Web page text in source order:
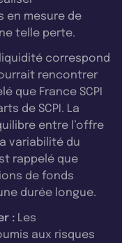
en mesure de
telle perte.
correspond
rencontrer
que France SCPI
de SCPI. La
entre l’offre
variabilité du
rappelé que
de fonds
durée longue.
: Les
aux risques